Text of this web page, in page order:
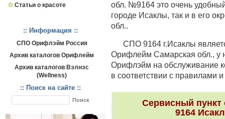
Статьи о красоте
:: Информация ::
СПО Орифлэйм Россия
Архив каталогов Орифлейм
Архив каталогов Вэлнэс
(Wellness)
:: Поиск на сайте ::
обл. №9164 это очень
городе Исаклы, так и в его
обл..
СПО 9164 г.Исаклы
Орифлейм Самарская обл., у
Орифлэйм на обслуживание
в соответствии с правилами
Сервисный
9164